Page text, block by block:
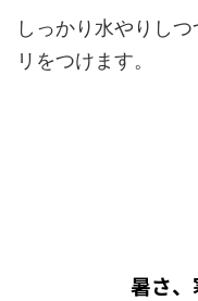
しっかり水やりし
リをつけます。
暑さ